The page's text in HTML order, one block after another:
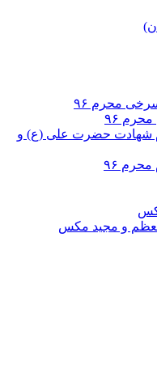
محرم ۹۶
۹۶
شهادت حضرت علی (ع) و
۹۶
و مجید مکس